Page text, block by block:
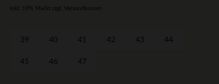
Inkl. 19% MwSt zzgl. Versandkosten
39 40 41 42 43 44
45 46 47